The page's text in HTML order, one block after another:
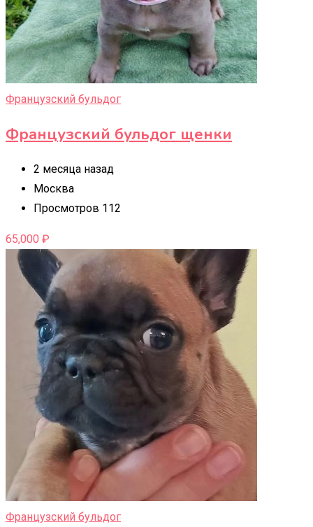
Французский бульдог
Французский бульдог щенки
2 месяца назад
Москва
Просмотров 112
65,000 ₽
Французский бульдог